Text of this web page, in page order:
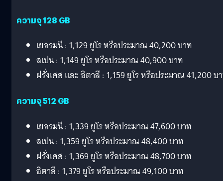
ความจุ 128 GB
เยอรมนี : 1,129 ยูโร หรือประมาณ 40,200 บาท
สเปน : 1,149 ยูโร หรือประมาณ 40,900 บาท
ฝรั่งเศส และ อิตาลี : 1,159 ยูโร หรือประมาณ 41,200 บ
ความจุ 512 GB
เยอรมนี : 1,339 ยูโร หรือประมาณ 47,600 บาท
สเปน : 1,359 ยูโร หรือประมาณ 48,400 บาท
ฝรั่งเศส : 1,369 ยูโร หรือประมาณ 48,700 บาท
อิตาลี : 1,379 ยูโร หรือประมาณ 49,100 บาท